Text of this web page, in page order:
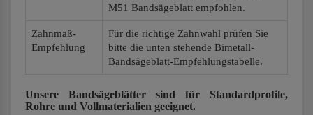
M51 Bandsägeblatt empfohlen.
Zahnmaß-
Empfehlung
Für die richtige Zahnwahl prüfen Sie
bitte die unten stehende Bimetall-
Bandsägeblatt-Empfehlungstabelle.
Unsere Bandsägeblätter sind für Standardprofile,
Rohre und Vollmaterialien geeignet.